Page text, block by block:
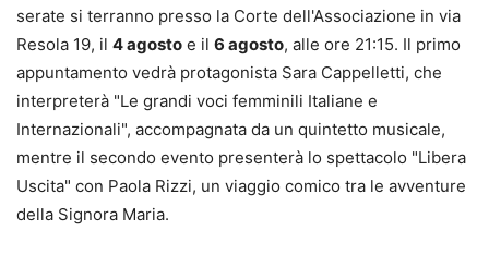
serate si terranno presso la Corte dell'Associazione in via
Resola 19, il 4 agosto e il 6 agosto, alle ore 21:15. Il primo
appuntamento vedrà protagonista Sara Cappelletti, che
interpreterà "Le grandi voci femminili Italiane e
Internazionali", accompagnata da un quintetto musicale,
mentre il secondo evento presenterà lo spettacolo "Libera
Uscita" con Paola Rizzi, un viaggio comico tra le avventure
della Signora Maria.